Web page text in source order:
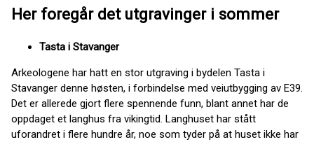
Her foregår det utgravinger i sommer
Tasta i Stavanger
Arkeologene har hatt en stor utgraving i bydelen Tasta i
Stavanger denne høsten, i forbindelse med veiutbygging av E39.
Det er allerede gjort flere spennende funn, blant annet har de
oppdaget et langhus fra vikingtid. Langhuset har stått
uforandret i flere hundre år, noe som tyder på at huset ikke har